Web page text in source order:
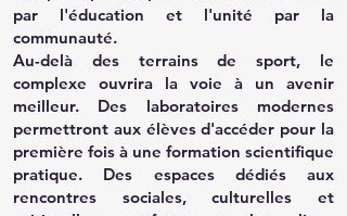
par l'éducation et l'unité par la
communauté.
Au-delà des terrains de sport, le
complexe ouvrira la voie à un avenir
meilleur. Des laboratoires modernes
permettront aux élèves d'accéder pour la
première fois à une formation scientifique
pratique. Des espaces dédiés aux
rencontres sociales, culturelles et